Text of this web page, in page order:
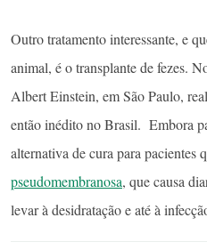
Outro tratamento interessante, e
animal, é o transplante de fezes.
Albert Einstein, em São Paulo,
então inédito no Brasil. Embora
alternativa de cura para pacientes
pseudomembranosa, que causa
levar à desidratação e até à